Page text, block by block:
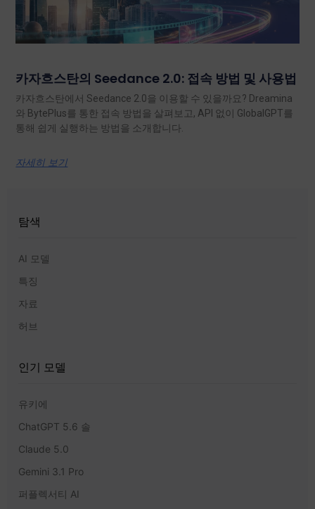
카자흐스탄의 Seedance 2.0: 접속 방법 및 사용법
카자흐스탄에서 Seedance 2.0을 이용할 수 있을까요? Dreamina
와 BytePlus를 통한 접속 방법을 살펴보고, API 없이 GlobalGPT를
통해 쉽게 실행하는 방법을 소개합니다.
자세히 보기
탐색
AI 모델
특징
자료
허브
인기 모델
유키에
ChatGPT 5.6 솔
Claude 5.0
Gemini 3.1 Pro
퍼플렉서티 AI